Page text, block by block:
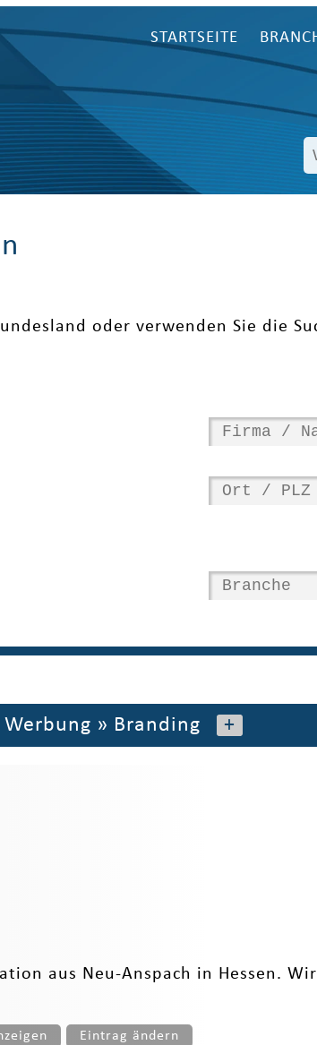
STARTSEITE
oder verwenden Sie die
» Branding +
aus Neu-Anspach in Hessen.
Eintrag ändern